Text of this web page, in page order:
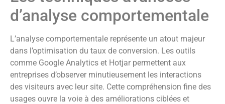
d’analyse comportementale
L’analyse comportementale représente un atout majeur
dans l’optimisation du taux de conversion. Les outils
comme Google Analytics et Hotjar permettent aux
entreprises d’observer minutieusement les interactions
des visiteurs avec leur site. Cette compréhension fine des
usages ouvre la voie à des améliorations ciblées et